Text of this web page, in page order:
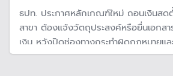
ธปท. ประกาศหลักเกณฑ์ใหม่ ถอนเงินสด
สาขา ต้องแจ้งวัตถุประสงค์หรือยื่นเอกส
เงิน หวังปิดช่องทางกระทำผิดกฎหมายแ